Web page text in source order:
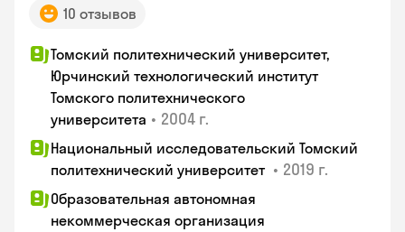
10 отзывов
Томский политехнический университет,
Юрчинский технологический институт
Томского политехнического
университета • 2004 г.
Национальный исследовательский Томский
политехнический университет • 2019 г.
Образовательная автономная
некоммерческая организация